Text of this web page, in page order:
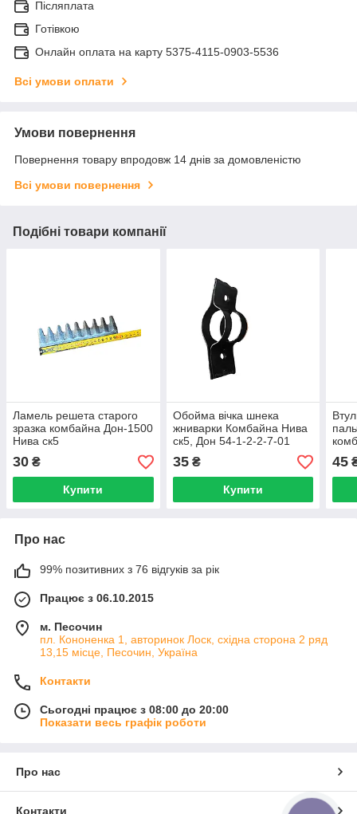
Післяплата
Готівкою
Онлайн оплата на карту 5375-4115-0903-5536
Всі умови оплати
Умови повернення
Повернення товару впродовж 14 днів за домовленістю
Всі умови повернення
Подібні товари компанії
Ламель решета старого
зразка комбайна Дон-1500
Нива ск5
30 ₴
Купити
Обойма вічка шнека
жниварки Комбайна Нива
ск5, Дон 54-1-2-2-7-01
товщина 1мм
35₴
Купити
45
Про нас
99% позитивних з 76 відгуків за рік
Працює з 06.10.2015
м. Песочин
пл. Кононенка 1, авторинок Лоск, східна сторона 2 ряд
13,15 місце, Песочин, Україна
Контакти
Сьогодні працює з 08:00 до 20:00
Показати весь графік роботи
Про нас
Контакти